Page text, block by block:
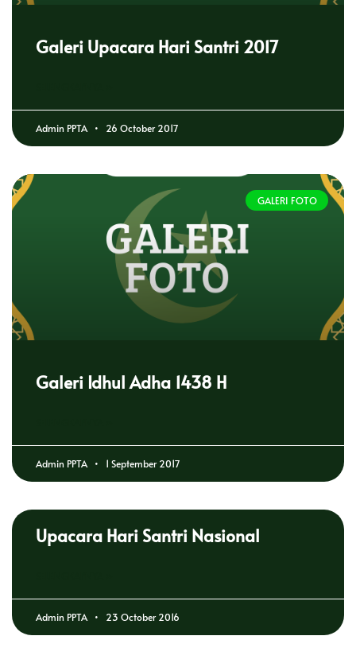
Galeri Upacara Hari Santri 2017
Admin PPTA 26 October 2017
GALERI FOTO
Galeri Idhul Adha 1438 H
Admin PPTA 1 September 2017
Upacara Hari Santri Nasional
Admin PPTA 23 October 2016